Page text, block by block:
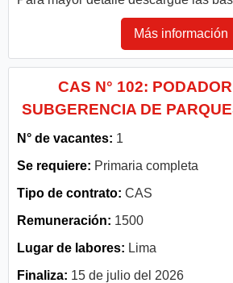
Más información
CAS N° 102:
SUBGERENCIA DE
N° de vacantes: 1
Se requiere: Primaria completa
Tipo de contrato: CAS
Remuneración: 1500
Lugar de labores: Lima
Finaliza: 15 de julio del 2026